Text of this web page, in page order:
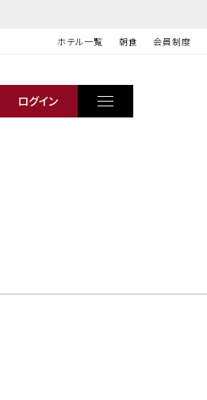
ホテル一覧 朝食 会員制度
ログイン